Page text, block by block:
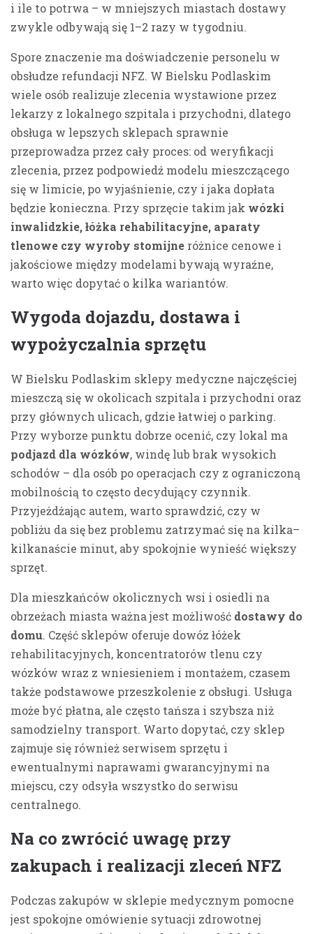
i ile to potrwa – w mniejszych miastach dostawy
zwykle odbywają się 1–2 razy w tygodniu.
Spore znaczenie ma doświadczenie personelu w
obsłudze refundacji NFZ. W Bielsku Podlaskim
wiele osób realizuje zlecenia wystawione przez
lekarzy z lokalnego szpitala i przychodni, dlatego
obsługa w lepszych sklepach sprawnie
przeprowadza przez cały proces: od weryfikacji
zlecenia, przez podpowiedź modelu mieszczącego
się w limicie, po wyjaśnienie, czy i jaka dopłata
będzie konieczna. Przy sprzęcie takim jak wózki
inwalidzkie, łóżka rehabilitacyjne, aparaty
tlenowe czy wyroby stomijne różnice cenowe i
jakościowe między modelami bywają wyraźne,
warto więc dopytać o kilka wariantów.
Wygoda dojazdu, dostawa i
wypożyczalnia sprzętu
W Bielsku Podlaskim sklepy medyczne najczęściej
mieszczą się w okolicach szpitala i przychodni oraz
przy głównych ulicach, gdzie łatwiej o parking.
Przy wyborze punktu dobrze ocenić, czy lokal ma
podjazd dla wózków, windę lub brak wysokich
schodów – dla osób po operacjach czy z ograniczoną
mobilnością to często decydujący czynnik.
Przyjeżdżając autem, warto sprawdzić, czy w
pobliżu da się bez problemu zatrzymać się na kilka–
kilkanaście minut, aby spokojnie wynieść większy
sprzęt.
Dla mieszkańców okolicznych wsi i osiedli na
obrzeżach miasta ważna jest możliwość dostawy do
domu. Część sklepów oferuje dowóz łóżek
rehabilitacyjnych, koncentratorów tlenu czy
wózków wraz z wniesieniem i montażem, czasem
także podstawowe przeszkolenie z obsługi. Usługa
może być płatna, ale często tańsza i szybsza niż
samodzielny transport. Warto dopytać, czy sklep
zajmuje się również serwisem sprzętu i
ewentualnymi naprawami gwarancyjnymi na
miejscu, czy odsyła wszystko do serwisu
centralnego.
Na co zwrócić uwagę przy
zakupach i realizacji zleceń NFZ
Podczas zakupów w sklepie medycznym pomocne
jest spokojne omówienie sytuacji zdrowotnej